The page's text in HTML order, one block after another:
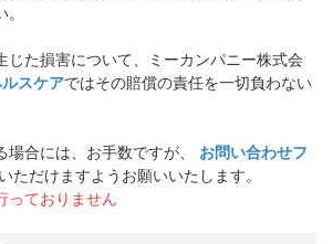
じた損害について、ミーカンパニー株式会
スケアではその賠償の責任を一切負わない
合には、お手数ですが、
お問い合わせフ
ただけますようお願いいたします。
っておりません